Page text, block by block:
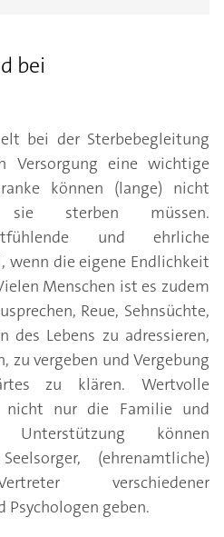
bei
bei der Sterbebegleitung
Versorgung eine wichtige
können (lange) nicht
sie sterben müssen.
und ehrliche
wenn die eigene Endlichkeit
Menschen ist es zudem
Reue, Sehnsüchte,
des Lebens zu adressieren,
zu vergeben und Vergebung
zu klären. Wertvolle
nicht nur die Familie und
Unterstützung können
(ehrenamtliche)
verschiedener
Psychologen geben.